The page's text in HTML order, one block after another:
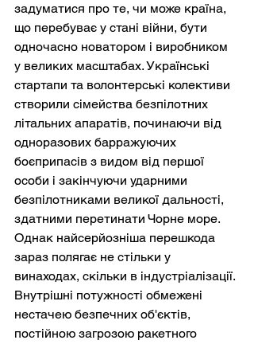
задуматися про те, чи може країна,
що перебуває у стані війни, бути
одночасно новатором і виробником
у великих масштабах. Українські
стартапи та волонтерські колективи
створили сімейства безпілотних
літальних апаратів, починаючи від
одноразових барражуючих
боєприпасів з видом від першої
особи і закінчуючи ударними
безпілотниками великої дальності,
здатними перетинати Чорне море.
Однак найсерйозніша перешкода
зараз полягає не стільки у
винаходах, скільки в індустріалізації.
Внутрішні потужності обмежені
нестачею безпечних об'єктів,
постійною загрозою ракетного